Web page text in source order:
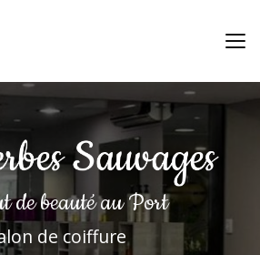
de beautéau Port
de coiffure